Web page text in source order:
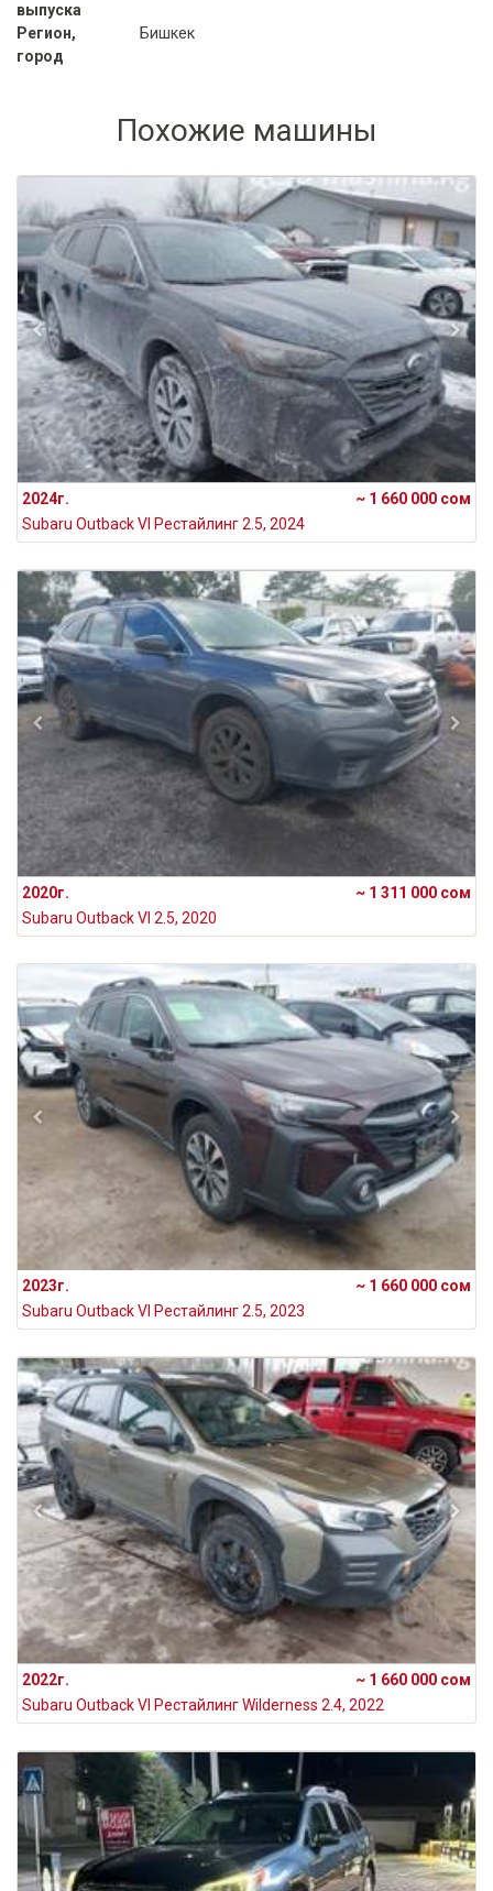
выпуска
Регион,
город
Бишкек
Похожие машины
2024г.
~ 1 660 000 сом
Subaru Outback VI Рестайлинг 2.5, 2024
2020г.
~ 1 311 000 сом
Subaru Outback VI 2.5, 2020
2023г.
~ 1 660 000 сом
Subaru Outback VI Рестайлинг 2.5, 2023
2022г.
~ 1 660 000 сом
Subaru Outback VI Рестайлинг Wilderness 2.4, 2022